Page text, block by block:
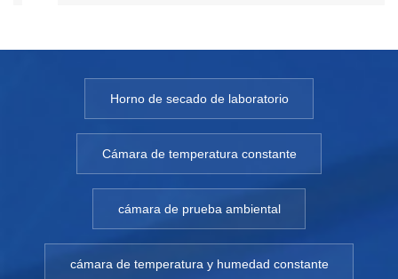
Horno de secado de laboratorio
Cámara de temperatura constante
cámara de prueba ambiental
cámara de temperatura y humedad constante